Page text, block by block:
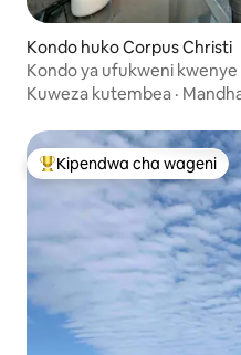
Kondo huko Corpus Christi
Kondo ya ufukweni kwenye
la maji moto
Kuweza kutembea ·
Kipendwa maarufu cha
Kipendwa cha wageni